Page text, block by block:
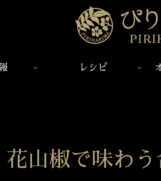
レシピ
花山椒で味わう